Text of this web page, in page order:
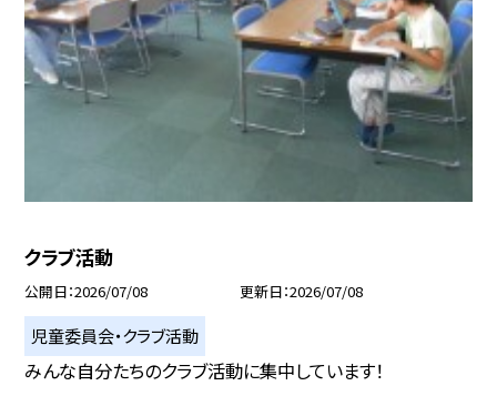
クラブ活動
公開日 2026/07/08 更新日 2026/07/08
児童委員会・クラブ活動
みんな自分たちのクラブ活動に集中しています！